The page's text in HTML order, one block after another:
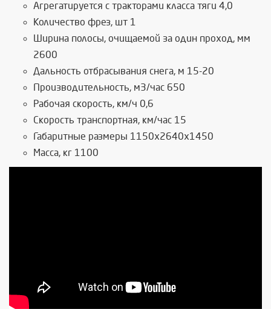
Агрегатируется с тракторами класса тяги 4,0
Количество фрез, шт 1
Ширина полосы, очищаемой за один проход, мм
2600
Дальность отбрасывания снега, м 15-20
Производительность, м3/час 650
Рабочая скорость, км/ч 0,6
Скорость транспортная, км/час 15
Габаритные размеры 1150х2640х1450
Масса, кг 1100